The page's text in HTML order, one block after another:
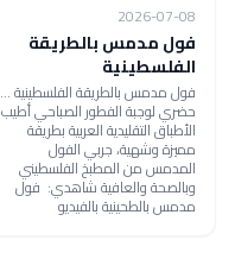
2026-07-08
فول مدمس بالطريقة
الفلسطينية
فول مدمس بالطريقة الفلسطينية ...
حضري لوجبة الفطور الصباحي أطيب
الأطباق التقليدية العربية بطريقة
مميزة وشهية، جربي الفول
المدمس من المطبخ الفلسطيني
وبالصحة والعافية شاهدي: فول
مدمس بالطحينية بالفيديو